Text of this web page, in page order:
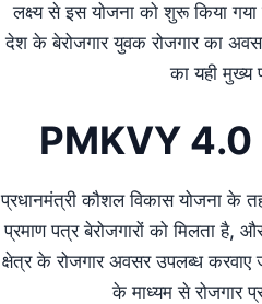
लक्ष्य से इस योजना को शुरू किया
देश के बेरोजगार युवक रोजगार का
का यही मुख्य
PMKVY
प्रधानमंत्री कौशल विकास योजना के
प्रमाण पत्र बेरोजगारों को मिलता है,
क्षेत्र के रोजगार अवसर उपलब्ध करवाए
के माध्यम से रोजगार